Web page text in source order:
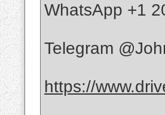
WhatsApp +1
Telegram
https://